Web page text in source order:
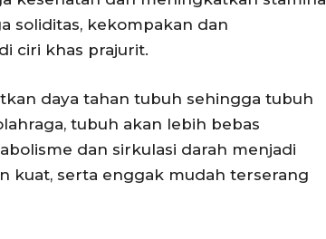
soliditas, kekompakan dan
ciri khas prajurit.
daya tahan tubuh sehingga tubuh
tubuh akan lebih bebas
dan sirkulasi darah menjadi
kuat, serta enggak mudah terserang